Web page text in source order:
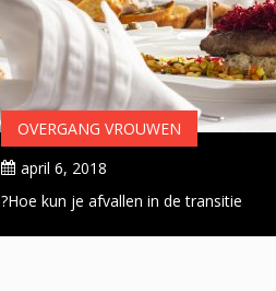
OVERGANG VROUWEN
april 6, 2018
Hoe kun je afvallen in de transitie?